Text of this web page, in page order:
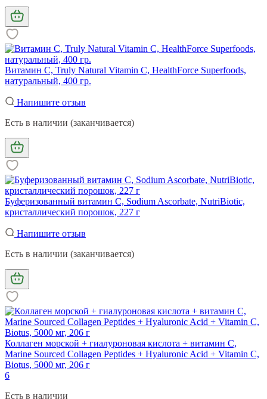
Витамин C, Truly Natural Vitamin C, HealthForce Superfoods,
натуральный, 400 гр.
Напишите отзыв
Есть в наличии (заканчивается)
Буферизованный витамин С, Sodium Ascorbate, NutriBiotic,
кристаллический порошок, 227 г
Напишите отзыв
Есть в наличии (заканчивается)
Коллаген морской + гиалуроновая кислота + витамин С,
Marine Sourced Collagen Peptides + Hyaluronic Acid + Vitamin C,
Biotus, 5000 мг, 206 г
6
Есть в наличии